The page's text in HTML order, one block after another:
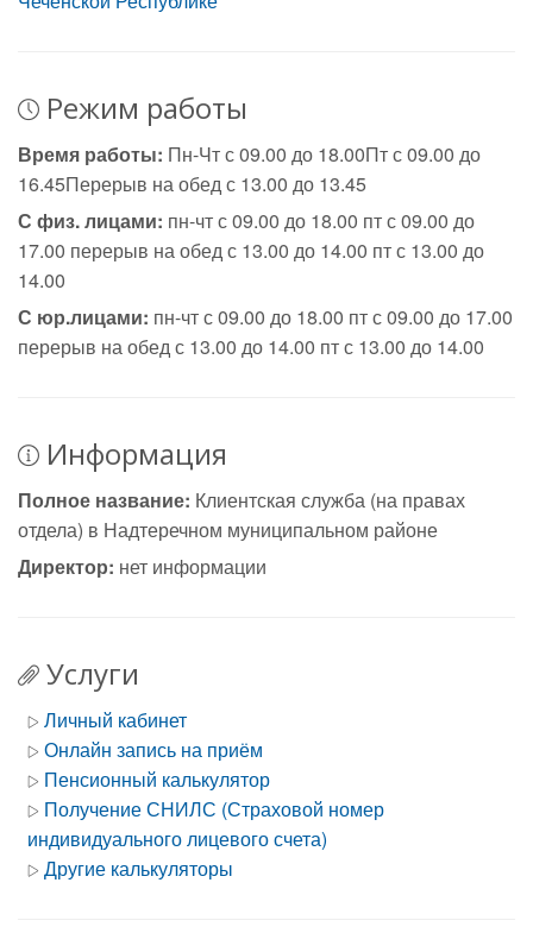
Режим работы
Время работы: Пн-Чт с 09.00 до 18.00Пт с 09.00 до
16.45Перерыв на обед с 13.00 до 13.45
С физ. лицами: пн-чт с 09.00 до 18.00 пт с 09.00 до
17.00 перерыв на обед с 13.00 до 14.00 пт с 13.00 до
14.00
С юр.лицами: пн-чт с 09.00 до 18.00 пт с 09.00 до 17.00
перерыв на обед с 13.00 до 14.00 пт с 13.00 до 14.00
Информация
Полное название: Клиентская служба (на правах
отдела) в Надтеречном муниципальном районе
Директор: нет информации
Услуги
Личный кабинет
Онлайн запись на приём
Пенсионный калькулятор
Получение СНИЛС (Страховой номер
индивидуального лицевого счета)
Другие калькуляторы